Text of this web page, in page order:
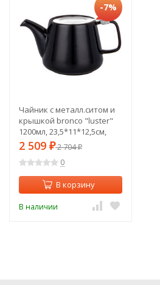
-7%
Чайник с металл.ситом и
крышкой bronco "luster"
1200мл, 23,5*11*12,5см,
синий Bronco (470-410)
2 509 ₽2 704₽
0
В корзину
В наличии